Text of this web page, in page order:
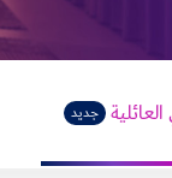
جديد